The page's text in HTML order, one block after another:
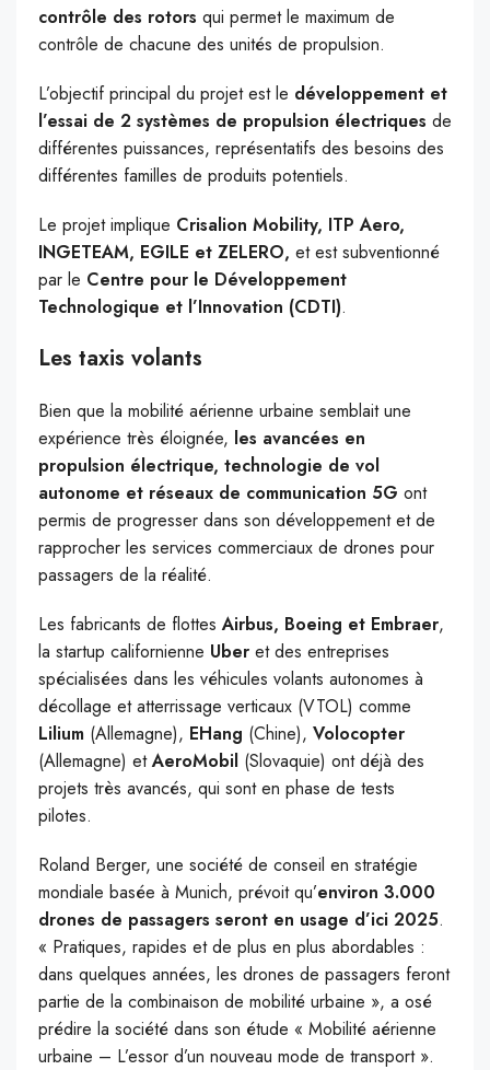
contrôle des rotors qui permet le maximum de
contrôle de chacune des unités de propulsion.
L’objectif principal du projet est le développement et
l’essai de 2 systèmes de propulsion électriques de
différentes puissances, représentatifs des besoins des
différentes familles de produits potentiels.
Le projet implique Crisalion Mobility, ITP Aero,
INGETEAM, EGILE et ZELERO, et est subventionné
par le Centre pour le Développement
Technologique et l’Innovation (CDTI).
Les taxis volants
Bien que la mobilité aérienne urbaine semblait une
expérience très éloignée, les avancées en
propulsion électrique, technologie de vol
autonome et réseaux de communication 5G ont
permis de progresser dans son développement et de
rapprocher les services commerciaux de drones pour
passagers de la réalité.
Les fabricants de flottes Airbus, Boeing et Embraer,
la startup californienne Uber et des entreprises
spécialisées dans les véhicules volants autonomes à
décollage et atterrissage verticaux (VTOL) comme
Lilium (Allemagne), EHang (Chine), Volocopter
(Allemagne) etAeroMobil (Slovaquie) ont déjà des
projets très avancés, qui sont en phase de tests
pilotes.
Roland Berger, une société de conseil en stratégie
mondiale basée à Munich, prévoit qu’environ 3.000
drones de passagers seront en usage d’ici 2025.
« Pratiques, rapides et de plus en plus abordables :
dans quelques années, les drones de passagers feront
partie de la combinaison de mobilité urbaine », a osé
prédire la société dans son étude « Mobilité aérienne
urbaine – L’essor d’un nouveau mode de transport ».